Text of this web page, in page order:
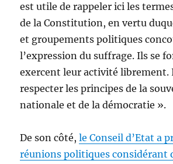
est utile de rappeler ici les
de la Constitution, en vertu
et groupements politiques
l’expression du suffrage. Ils se
exercent leur activité librement.
respecter les principes de la
nationale et de la démocratie ».
De son côté,le Conseil d’Etat a
réunions politiques considérant